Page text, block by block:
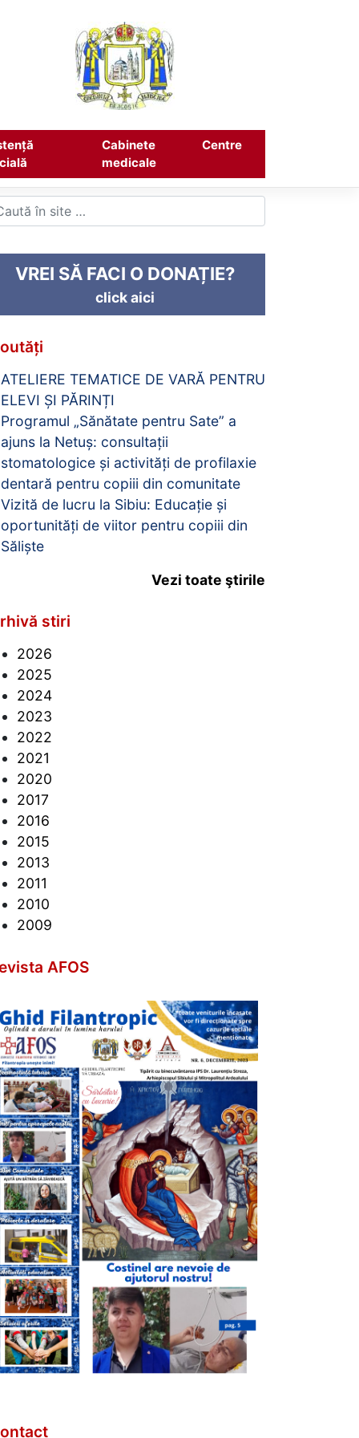
Cabinete
medicale
Centre
VREI SĂ FACI O DONAȚIE?
click aici
ATELIERE TEMATICE DE VARĂ PENTRU
ELEVI ȘI PĂRINȚI
Programul „Sănătate pentru Sate” a
ajuns la Netuș: consultații
stomatologice și activități de profilaxie
dentară pentru copiii din comunitate
Vizită de lucru la Sibiu: Educație și
oportunități de viitor pentru copiii din
Săliște
Vezi toate ştirile
stiri
2026
2025
2024
2023
2022
2021
2020
2017
2016
2015
2013
2011
2010
2009
AFOS